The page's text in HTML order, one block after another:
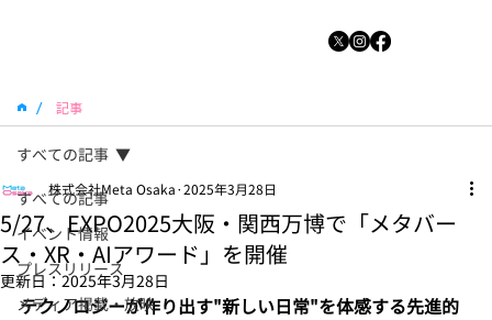
/ 記事
すべての記事
イベント情報
プレスリリース
メディア掲載・放映
すべての記事
5/27、EXPO2025大阪・関西万博で「メタバー
ス・XR・AIアワード」を開催
株式会社Meta Osaka 2025年3月28日
更新日：2025年3月28日
テクノロジーが作り出す"新しい日常"を体感する先進的